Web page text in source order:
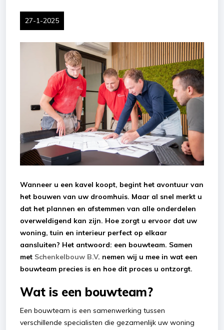
27-1-2025
Wanneer u een kavel koopt, begint het avontuur van
het bouwen van uw droomhuis. Maar al snel merkt u
dat het plannen en afstemmen van alle onderdelen
overweldigend kan zijn. Hoe zorgt u ervoor dat uw
woning, tuin en interieur perfect op elkaar
aansluiten? Het antwoord: een bouwteam. Samen
met Schenkelbouw B.V. nemen wij u mee in wat een
bouwteam precies is en hoe dit proces u ontzorgt.
Wat is een bouwteam?
Een bouwteam is een samenwerking tussen
verschillende specialisten die gezamenlijk uw woning